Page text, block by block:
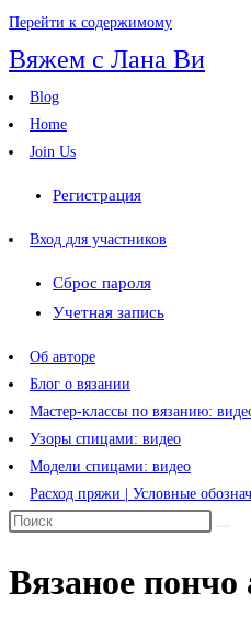
Перейти к содержимому
Вяжем с Лана Ви
Blog
Home
Join Us
Регистрация
Вход для участников
Сброс пароля
Учетная запись
Об авторе
Блог о вязании
Мастер-классы по вязанию:
Узоры спицами: видео
Модели спицами: видео
Расход пряжи | Условные
Вязаное